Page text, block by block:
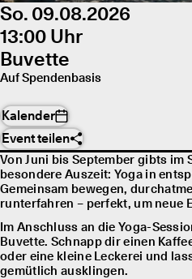
So. 09.08.2026
13:00 Uhr
Buvette
Auf Spendenbasis
Kalender
Event teilen
Von Juni bis September gibts im
besondere Auszeit: Yoga in
Gemeinsam bewegen,
runterfahren – perfekt, um neue
Im Anschluss an die Yoga-
Buvette. Schnapp dir einen
oder eine kleine Leckerei und
gemütlich ausklingen.